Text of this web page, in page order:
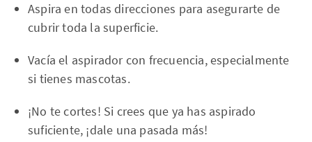
Aspira en todas direcciones para asegurarte de
cubrir toda la superficie.
Vacía el aspirador con frecuencia, especialmente
si tienes mascotas.
¡No te cortes! Si crees que ya has aspirado
suficiente, ¡dale una pasada más!